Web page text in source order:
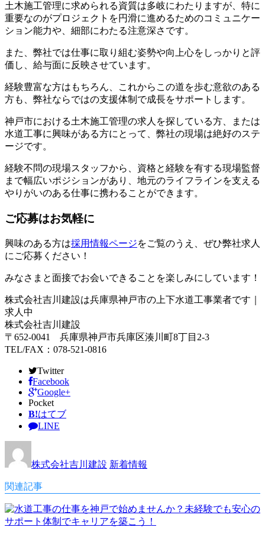
土木施工管理に求められる資質は多岐にわたりますが、特に
重要なのがプロジェクトを円滑に進めるためのコミュニケー
ション能力や、細部にわたる注意深さです。
また、弊社では仕事に取り組む姿勢や向上心をしっかりと評
価し、給与面に反映させています。
経験豊富な方はもちろん、これからこの道を歩む意欲のある
方も、弊社ならではの支援体制で成長をサポートします。
神戸市における土木施工管理の求人を探している方、または
水道工事に興味がある方にとって、弊社の現場は絶好のステ
ージです。
経験不問の現場スタッフから、資格と経験を有する現場監督
まで幅広いポジションがあり、地元のライフラインを支える
やりがいのある仕事に携わることができます。
ご応募はお気軽に
興味のある方は採用情報ページをご覧のうえ、ぜひ弊社求人
にご応募ください！
みなさまと面接でお会いできることを楽しみにしています！
株式会社吉川建設は兵庫県神戸市の上下水道工事業者です｜
求人中
株式会社吉川建設
〒652-0041 兵庫県神戸市兵庫区湊川町8丁目2-3
TEL/FAX：078-521-0816
Twitter
Facebook
Google+
Pocket
B!はてブ
LINE
株式会社吉川建設 新着情報
関連記事